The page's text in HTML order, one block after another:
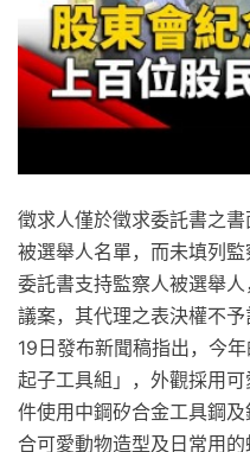
徵求人僅於徵求委託書之
被選舉人名單，而未填列
委託書支持監察人被選舉
議案，其代理之表決權不
19日發布新聞稿指出，今
起子工具組」，外觀採用
件使用中鋼矽合金工具鋼
合可愛動物造型及日常用